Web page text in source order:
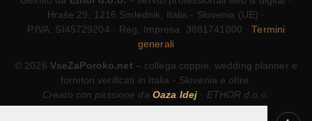
Hraše 29, 1216 Smlednik, Italia - Slovenia (UE) ·
P.IVA: SI45729204 · Reg. Impresa: 3881741000 ·Termini
generali
© 2026 VseZaPoroko.net – collega coppie, wedding planner e
fornitori verificati in Italia - Slovenia e oltre.
Creato con passione da Oaza Idej · ETHOR d.o.o.